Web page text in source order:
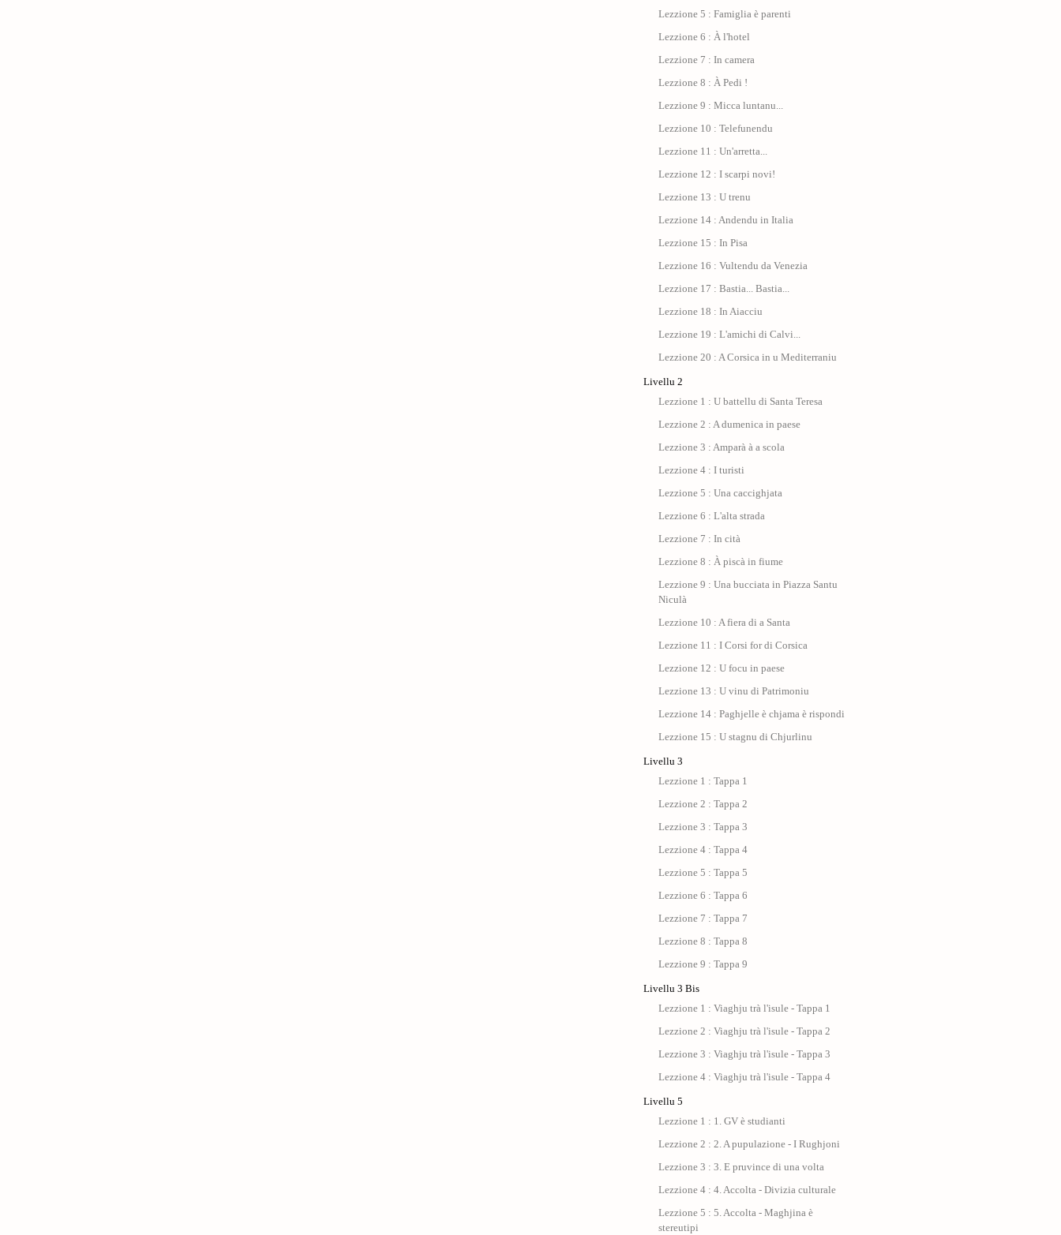
Lezzione 5 : Famiglia è parenti
Lezzione 6 : À l'hotel
Lezzione 7 : In camera
Lezzione 8 : À Pedi !
Lezzione 9 : Micca luntanu...
Lezzione 10 : Telefunendu
Lezzione 11 : Un'arretta...
Lezzione 12 : I scarpi novi!
Lezzione 13 : U trenu
Lezzione 14 : Andendu in Italia
Lezzione 15 : In Pisa
Lezzione 16 : Vultendu da Venezia
Lezzione 17 : Bastia... Bastia...
Lezzione 18 : In Aiacciu
Lezzione 19 : L'amichi di Calvi...
Lezzione 20 : A Corsica in u Mediterraniu
Livellu 2
Lezzione 1 : U battellu di Santa Teresa
Lezzione 2 : A dumenica in paese
Lezzione 3 : Amparà à a scola
Lezzione 4 : I turisti
Lezzione 5 : Una caccighjata
Lezzione 6 : L'alta strada
Lezzione 7 : In cità
Lezzione 8 : À piscà in fiume
Lezzione 9 : Una bucciata in Piazza Santu
Niculà
Lezzione 10 : A fiera di a Santa
Lezzione 11 : I Corsi for di Corsica
Lezzione 12 : U focu in paese
Lezzione 13 : U vinu di Patrimoniu
Lezzione 14 : Paghjelle è chjama è rispondi
Lezzione 15 : U stagnu di Chjurlinu
Livellu 3
Lezzione 1 : Tappa 1
Lezzione 2 : Tappa 2
Lezzione 3 : Tappa 3
Lezzione 4 : Tappa 4
Lezzione 5 : Tappa 5
Lezzione 6 : Tappa 6
Lezzione 7 : Tappa 7
Lezzione 8 : Tappa 8
Lezzione 9 : Tappa 9
Livellu 3 Bis
Lezzione 1 : Viaghju trà l'isule - Tappa 1
Lezzione 2 : Viaghju trà l'isule - Tappa 2
Lezzione 3 : Viaghju trà l'isule - Tappa 3
Lezzione 4 : Viaghju trà l'isule - Tappa 4
Livellu 5
Lezzione 1 : 1. GV è studianti
Lezzione 2 : 2. A pupulazione - I Rughjoni
Lezzione 3 : 3. E pruvince di una volta
Lezzione 4 : 4. Accolta - Divizia culturale
Lezzione 5 : 5. Accolta - Maghjina è
stereutipi